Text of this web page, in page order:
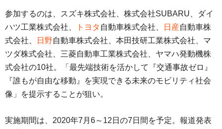
参加するのは、スズキ株式会社、株式会社SUBARU、ダイ
ハツ工業株式会社、
トヨタ 自動車株式会社、 日産自動車株
式会社、
日野自動車株式会社、本田技研工業株式会社、マ
ツダ株式会社、三菱自動車工業株式会社、ヤマハ発動機株
式会社の10社。「最先端技術を活かして『交通事故ゼロ』
『誰もが自由な移動』を実現できる未来のモビリティ社会
像」を提示することが狙い。
実施期間は、2020年7月6～12日の7日間を予定。報道発表